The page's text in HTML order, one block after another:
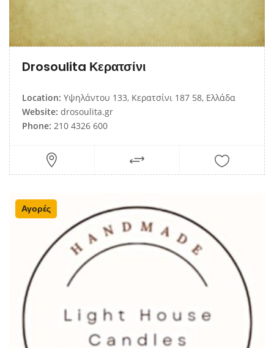
Drosoulita Κερατσίνι
Location: Υψηλάντου 133, Κερατσίνι 187 58, Ελλάδα
Website: drosoulita.gr
Phone: 210 4326 600
Αγορές